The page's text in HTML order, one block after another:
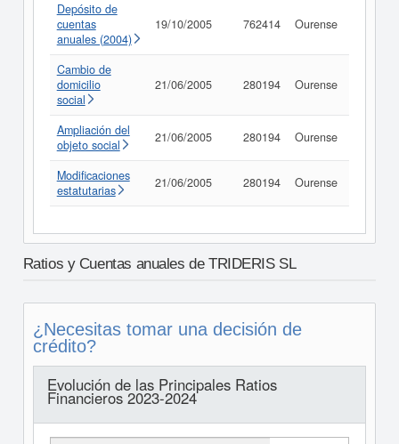
Depósito de
cuentas
anuales (2004)
19/10/2005 762414 Ourense
Cambio de
domicilio
social
21/06/2005 280194 Ourense
Ampliación del
objeto social
21/06/2005 280194 Ourense
Modificaciones
estatutarias
21/06/2005 280194 Ourense
Ratios y Cuentas anuales de TRIDERIS SL
¿Necesitas tomar una decisión de
crédito?
Evolución de las Principales Ratios
Financieros 2023-2024